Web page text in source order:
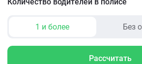
1 и более Без
Рассчитать